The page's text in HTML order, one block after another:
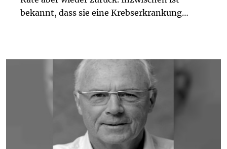
bekannt, dass sie eine Krebserkrankung